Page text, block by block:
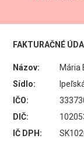
FAKTURAČNÉ
Názov:
Mária
Sídlo:
IČO:
DIČ:
IČ DPH: